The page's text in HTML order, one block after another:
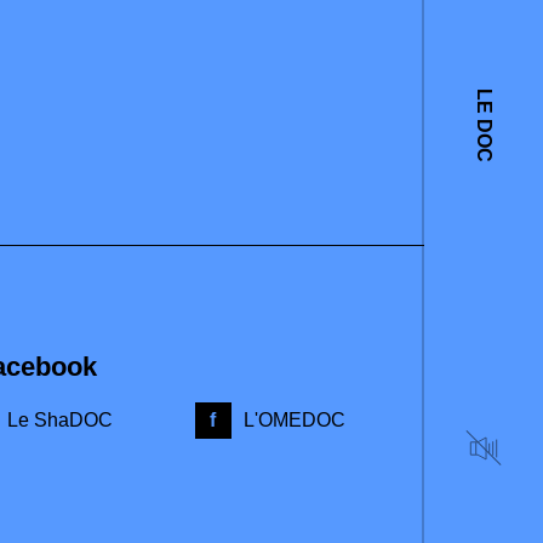
LE DOC
Le ShaDOC L'OMEDOC